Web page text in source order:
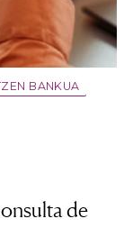
BANKUA
de